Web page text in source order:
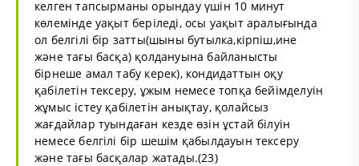
келген тапсырманы орындау үшін 10 минут
көлемінде уақыт беріледі, осы уақыт аралығында
ол белгілі бір затты(шыны бутылка,кірпіш,ине
және тағы басқа) қолдануына байланысты
бірнеше амал табу керек), кондидаттын оқу
қабілетін тексеру, ұжым немесе топқа бейімделуін
жұмыс істеу қабілетін анықтау, қолайсыз
жағдайлар туындаған кезде өзін ұстай білуін
немесе белгілі бір шешім қабылдауын тексеру
және тағы басқалар жатады.(23)